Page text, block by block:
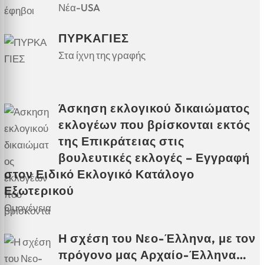
Νέα-USA
ΠΥΡΚΑΓΙΕΣ
Στα ίχνη της γραφής
Άσκηση εκλογικού δικαιώματος
εκλογέων που βρίσκονται εκτός
της Επικράτειας στις
βουλευτικές εκλογές – Εγγραφή
στον Ειδικό Εκλογικό Κατάλογο
Εξωτερικού
Ομογένεια
Η σχέση του Νεο-Έλληνα, με τον
πρόγονο μας Αρχαίο-Έλληνα…